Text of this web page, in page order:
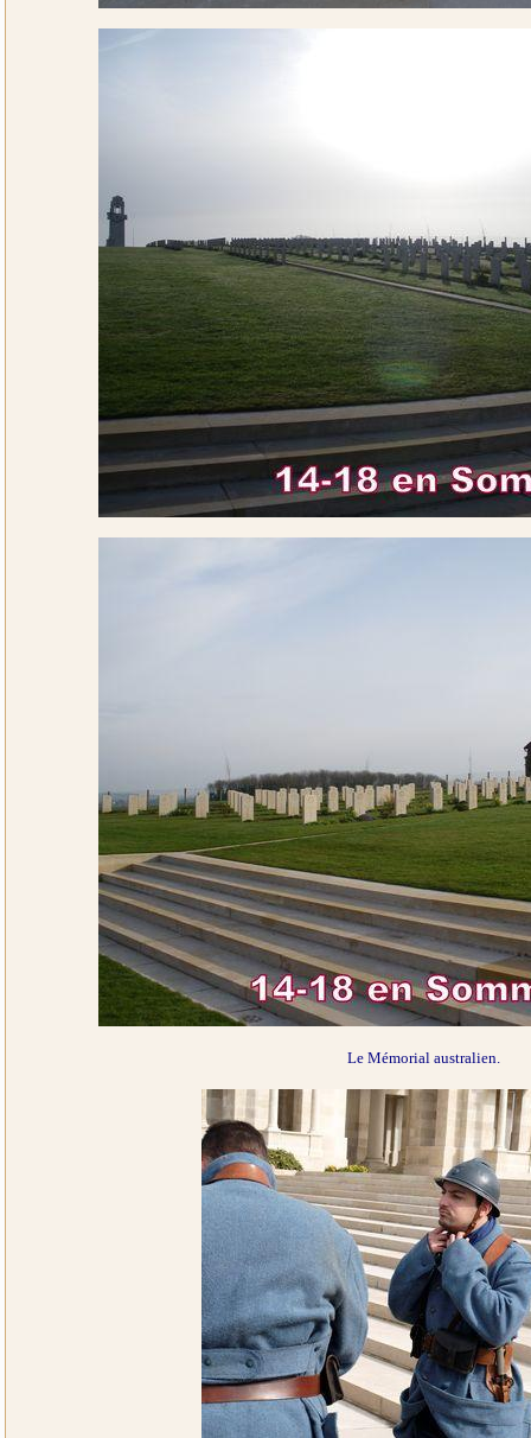
Le Mémorial australien.